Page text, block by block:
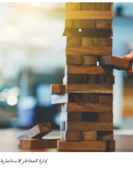
إدارة المخاطر الاستثمارية